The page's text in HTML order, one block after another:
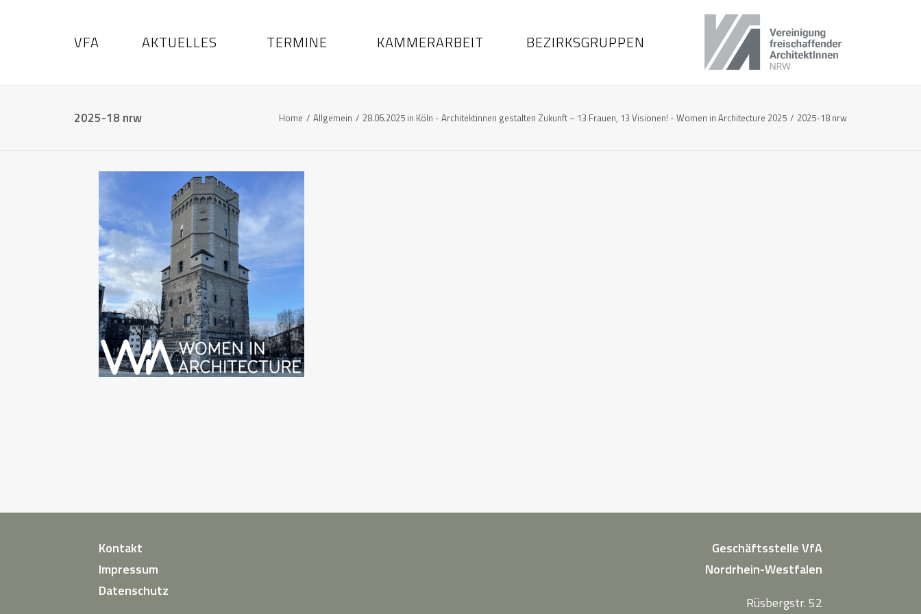
VFA AKTUELLES TERMINE KAMMERARBEIT BEZIRKSGRUPPEN
2025-18 nrw Home Allgemein 28.06.2025 in Köln - Architektinnen gestalten Zukunft – 13 Frauen, 13 Visionen! - Women in Architecture 2025 2025-18 nrw
Kontakt
Impressum
Datenschutz
Geschäftsstelle VfA
Nordrhein-Westfalen
Rüsbergstr. 52